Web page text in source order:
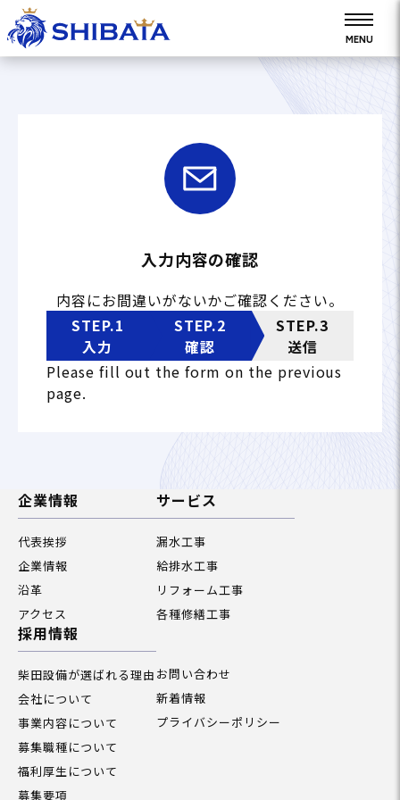
柴田設備
MENU
入力内容の確認
内容にお間違いがないかご確認ください。
STEP.1
入力
STEP.2
確認
STEP.3
送信
Please fill out the form on the previous
page.
企業情報
代表挨拶
企業情報
沿革
アクセス
サービス
漏水工事
給排水工事
リフォーム工事
各種修繕工事
採用情報
柴田設備が選ばれる理由
会社について
事業内容について
募集職種について
福利厚生について
募集要項
お問い合わせ
新着情報
プライバシーポリシー